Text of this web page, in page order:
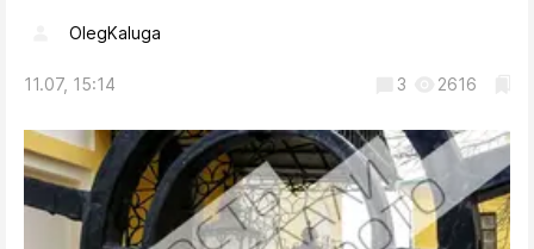
OlegKaluga
11.07, 15:14 3 2616